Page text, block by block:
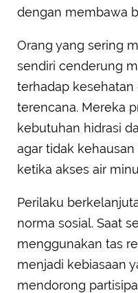
dengan membawa
Orang yang sering
sendiri cenderung
terhadap kesehatan
terencana. Mereka
kebutuhan hidrasi
agar tidak
ketika akses air
Perilaku
norma sosial. Saat
menggunakan tas
menjadi kebiasaan
mendorong